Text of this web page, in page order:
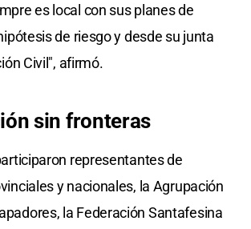
es local con sus planes de
de riesgo y desde su junta
Civil", afirmó.
sin fronteras
representantes de
y nacionales, la Agrupación
la Federación Santafesina